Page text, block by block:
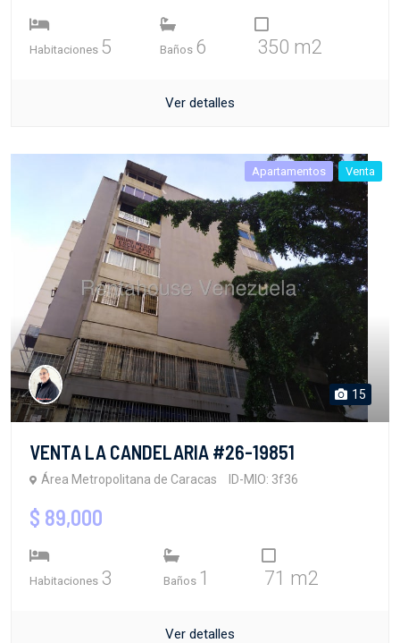
Habitaciones 5 Baños 6 350 m2
Ver detalles
Apartamentos Venta
15
VENTA LA CANDELARIA #26-19851
Área Metropolitana de Caracas ID-MIO: 3f36
$ 89,000
Habitaciones 3 Baños 1 71 m2
Ver detalles